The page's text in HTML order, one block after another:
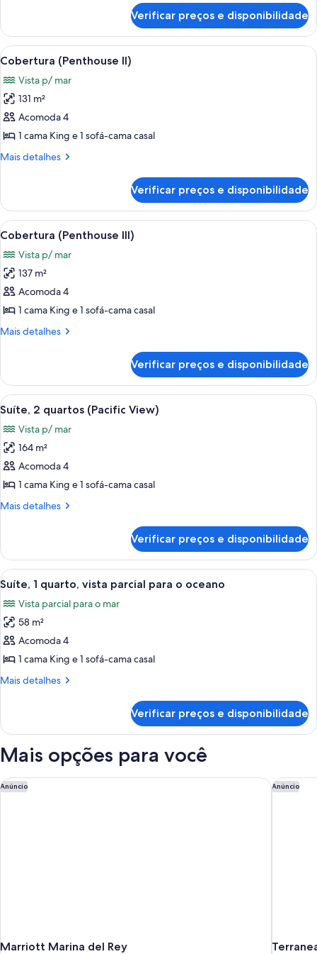
(Penthouse
Verificar preços e disponibilidade
Carrega
todas
as
fotos
de
Cobertura
(Penthouse
Quarto com duas camas, uma
8
Cobertura (Penthouse II)
Vista p/ mar
131 m²
Acomoda 4
1 cama King e 1 sofá-cama casal
Mais detalhes
Mais
(Penthouse
II)
Verificar preços e disponibilidade
Carrega
todas
as
fotos
de
Cobertura
(Penthouse
Uma sala de estar ampla com
8
Cobertura (Penthouse III)
Vista p/ mar
137 m²
Acomoda 4
1 cama King e 1 sofá-cama casal
Mais detalhes
Mais
(Penthouse
III)
Verificar preços e disponibilidade
Carrega
todas
as
fotos
de
Suíte,
2
View)
Quarto com vista para a praia, com
7
Suíte, 2 quartos (Pacific View)
Vista p/ mar
164 m²
Acomoda 4
1 cama King e 1 sofá-cama casal
Mais detalhes
Mais
2
quartos
(Pacific
Verificar preços e disponibilidade
Carrega
todas
as
fotos
de
Suíte,
1
parcial
para
o
Quarto com cama grande, uma
6
Suíte, 1 quarto, vista parcial para o oceano
Vista parcial para o mar
58 m²
Acomoda 4
1 cama King e 1 sofá-cama casal
Mais detalhes
Mais
1
vista
para
o
Verificar preços e disponibilidade
Mais opções para você
Anúncio
Marriott Marina del Rey
Marriott Marina del Rey Anúncio